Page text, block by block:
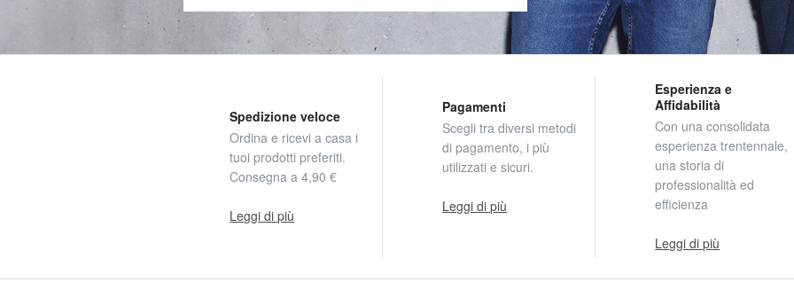
Spedizione veloce
Ordina e ricevi a casa i
tuoi prodotti preferiti.
Consegna a 4,90 €
Leggi di più
Pagamenti
Scegli tra diversi metodi
di pagamento, i più
utilizzati e sicuri.
Leggi di più
Esperienza e
Affidabilità
Con una consolidata
esperienza trentennale,
una storia di
professionalità ed
efficienza
Leggi di più